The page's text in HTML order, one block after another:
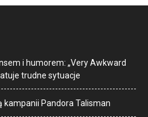
i humorem: „Very Awkward
trudne sytuacje
Pandora Talisman